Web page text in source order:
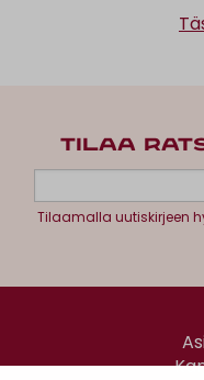
TILAA
Tilaamalla uutiskirjeen